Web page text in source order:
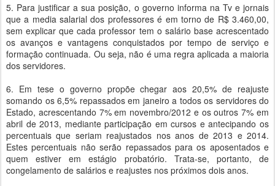
5. Para justificar a sua posição, o governo informa na Tv e jornais
que a media salarial dos professores é em torno de R$ 3.460,00,
sem explicar que cada professor tem o salário base acrescentado
os avanços e vantagens conquistados por tempo de serviço e
formação continuada. Ou seja, não é uma regra aplicada a maioria
dos servidores.
6. Em tese o governo propõe chegar aos 20,5% de reajuste
somando os 6,5% repassados em janeiro a todos os servidores do
Estado, acrescentando 7% em novembro/2012 e os outros 7% em
abril de 2013, mediante participação em cursos e antecipando os
percentuais que seriam reajustados nos anos de 2013 e 2014.
Estes percentuais não serão repassados para os aposentados e
quem estiver em estágio probatório. Trata-se, portanto, de
congelamento de salários e reajustes nos próximos dois anos.